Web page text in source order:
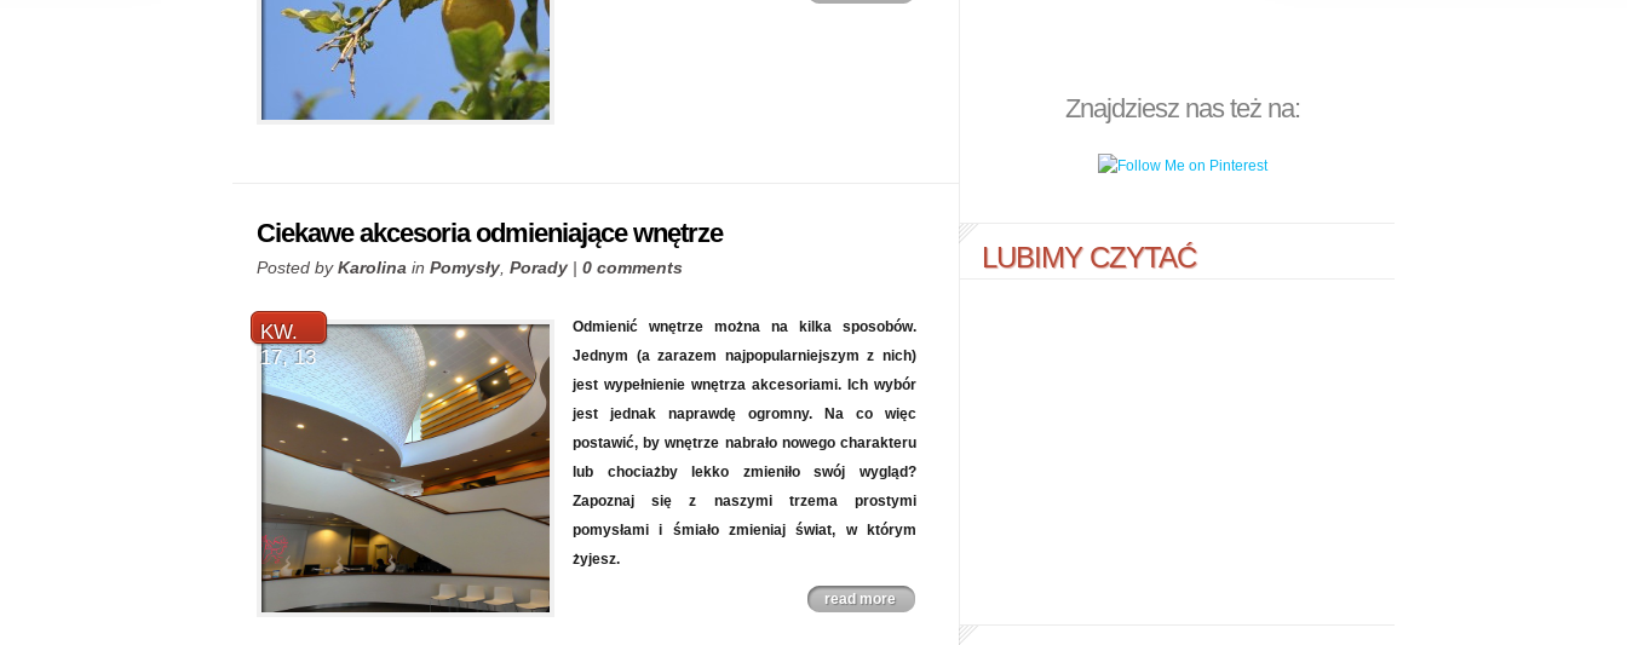
Ciekawe akcesoria odmieniające wnętrze
Posted byKarolina in Pomysły Porady | 0 comments
KW.
17, 13
Odmienić wnętrze można na kilka sposobów.
Jednym (a zarazem najpopularniejszym z nich)
jest wypełnienie wnętrza akcesoriami. Ich wybór
jest jednak naprawdę ogromny. Na co więc
postawić, by wnętrze nabrało nowego charakteru
lub chociażby lekko zmieniło swój wygląd?
Zapoznaj się z naszymi trzema prostymi
pomysłami i śmiało zmieniaj świat, w którym
żyjesz.
read more
Znajdziesz nas też na:
LUBIMY CZYTAĆ